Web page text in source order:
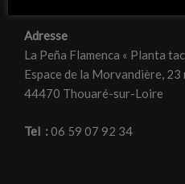
Adresse
La Peña Flamenca « Planta
Espace de la Morvandière, 23
44470 Thouaré-sur-Loire
Tel :06 59 07 92 34